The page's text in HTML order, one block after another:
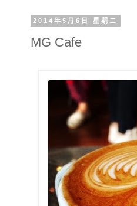
2014年5月6日 星期二
MG Cafe